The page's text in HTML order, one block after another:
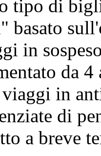
tipo di
basato
in
da
in
di
a breve